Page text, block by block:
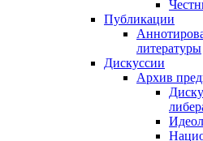
Публикации
литературы
Дискуссии
Архив